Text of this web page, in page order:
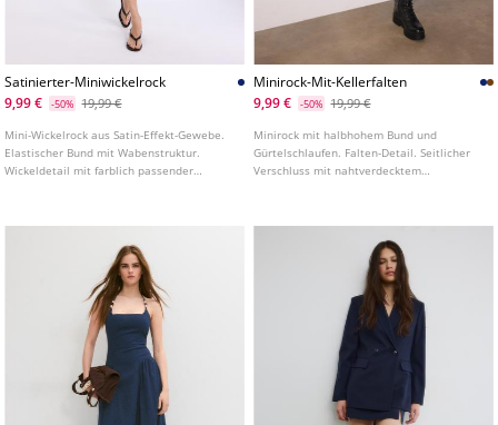
Satinierter-Miniwickelrock
9,99 €
-50% 19,99 €
Mini-Wickelrock aus Satin-Effekt-Gewebe.
Elastischer Bund mit Wabenstruktur.
Wickeldetail mit farblich passender
Minirock-Mit-Kellerfalten
9,99 €
-50% 19,99 €
Minirock mit halbhohem Bund und
Gürtelschlaufen. Falten-Detail. Seitlicher
Verschluss mit nahtverdecktem